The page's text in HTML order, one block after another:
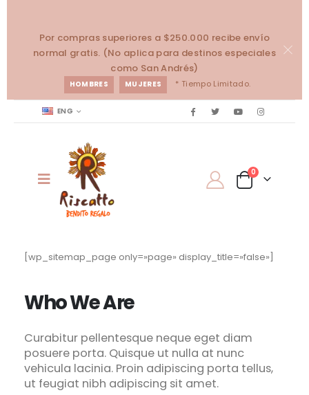
Por compras superiores a $250.000 recibe envío
normal gratis. (No aplica para destinos especiales
como San Andrés)
HOMBRES MUJERES * Tiempo Limitado.
ENG
0
[wp_sitemap_page only=»page» display_title=»false»]
WhoWe Are
Curabitur pellentesque neque eget diam
posuere porta. Quisque ut nulla at nunc
vehicula lacinia. Proin adipiscing porta tellus,
ut feugiat nibh adipiscing sit amet.